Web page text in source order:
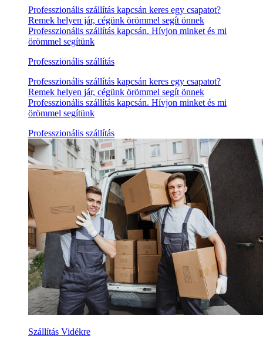
Professzionális szállítás kapcsán keres egy csapatot?
Remek helyen jár, cégünk örömmel segít önnek
Professzionális szállítás kapcsán. Hívjon minket és mi
örömmel segítünk
Professzionális szállítás
Professzionális szállítás kapcsán keres egy csapatot?
Remek helyen jár, cégünk örömmel segít önnek
Professzionális szállítás kapcsán. Hívjon minket és mi
örömmel segítünk
Professzionális szállítás
Szállítás Vidékre